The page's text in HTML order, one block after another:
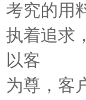
考究的用
执着追求
以客
为尊，客